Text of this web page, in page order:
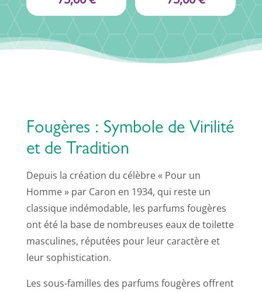
Fougères : Symbole de Virilité
et de Tradition
Depuis la création du célèbre « Pour un
Homme » par Caron en 1934, qui reste un
classique indémodable, les parfums fougères
ont été la base de nombreuses eaux de toilette
masculines, réputées pour leur caractère et
leur sophistication.
Les sous-familles des parfums fougères offrent